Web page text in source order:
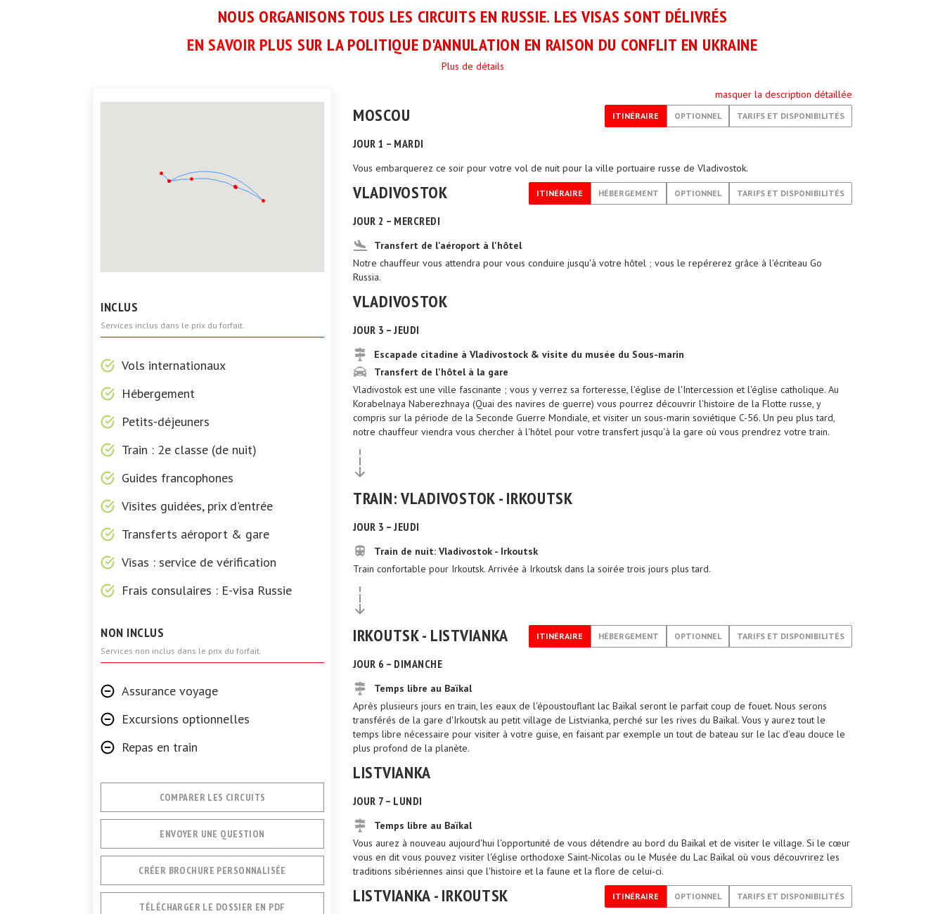
NOUS ORGANISONS TOUS LES CIRCUITS EN RUSSIE. LES VISAS SONT DÉLIVRÉS
EN SAVOIR PLUS SUR LA POLITIQUE D'ANNULATION EN RAISON DU CONFLIT EN UKRAINE
Plus de détails
INCLUS
Services inclus dans le prix du forfait.
Vols internationaux
Hébergement
Petits-déjeuners
Train : 2e classe (de nuit)
Guides francophones
Visites guidées, prix d'entrée
Transferts aéroport & gare
Visas : service de vérification
Frais consulaires : E-visa Russie
NON INCLUS
Services non inclus dans le prix du forfait.
Assurance voyage
Excursions optionnelles
Repas en train
COMPARER LES CIRCUITS
ENVOYER UNE QUESTION
CRÉER BROCHURE PERSONNALISÉE
TÉLÉCHARGER LE DOSSIER EN PDF
masquer la description détaillée
MOSCOU ITINÉRAIRE OPTIONNEL TARIFS ET DISPONIBILITÉS
JOUR 1 – MARDI
Vous embarquerez ce soir pour votre vol de nuit pour la ville portuaire russe de Vladivostok.
VLADIVOSTOK ITINÉRAIRE HÉBERGEMENT OPTIONNEL TARIFS ET DISPONIBILITÉS
JOUR 2 – MERCREDI
Transfert de l'aéroport à l'hôtel
Notre chauffeur vous attendra pour vous conduire jusqu'à votre hôtel ; vous le repérerez grâce à l'écriteau Go
Russia.
VLADIVOSTOK
JOUR 3 – JEUDI
Escapade citadine à Vladivostock & visite du musée du Sous-marin
Transfert de l'hôtel à la gare
Vladivostok est une ville fascinante ; vous y verrez sa forteresse, l'église de l'Intercession et l'église catholique. Au
Korabelnaya Naberezhnaya (Quai des navires de guerre) vous pourrez découvrir l'histoire de la Flotte russe, y
compris sur la période de la Seconde Guerre Mondiale, et visiter un sous-marin soviétique C-56. Un peu plus tard,
notre chauffeur viendra vous chercher à l'hôtel pour votre transfert jusqu'à la gare où vous prendrez votre train.
TRAIN: VLADIVOSTOK - IRKOUTSK
JOUR 3 – JEUDI
Train de nuit: Vladivostok - Irkoutsk
Train confortable pour Irkoutsk. Arrivée à Irkoutsk dans la soirée trois jours plus tard.
IRKOUTSK - LISTVIANKA ITINÉRAIRE HÉBERGEMENT OPTIONNEL TARIFS ET DISPONIBILITÉS
JOUR 6 – DIMANCHE
Temps libre au Baïkal
Après plusieurs jours en train, les eaux de l'époustouflant lac Baïkal seront le parfait coup de fouet. Nous serons
transférés de la gare d'Irkoutsk au petit village de Listvianka, perché sur les rives du Baïkal. Vous y aurez tout le
temps libre nécessaire pour visiter à votre guise, en faisant par exemple un tout de bateau sur le lac d'eau douce le
plus profond de la planète.
LISTVIANKA
JOUR 7 – LUNDI
Temps libre au Baïkal
Vous aurez à nouveau aujourd'hui l'opportunité de vous détendre au bord du Baïkal et de visiter le village. Si le cœur
vous en dit vous pouvez visiter l'église orthodoxe Saint-Nicolas ou le Musée du Lac Baïkal où vous découvrirez les
traditions sibériennes ainsi que l'histoire et la faune et la flore de celui-ci.
LISTVIANKA - IRKOUTSK ITINÉRAIRE OPTIONNEL TARIFS ET DISPONIBILITÉS